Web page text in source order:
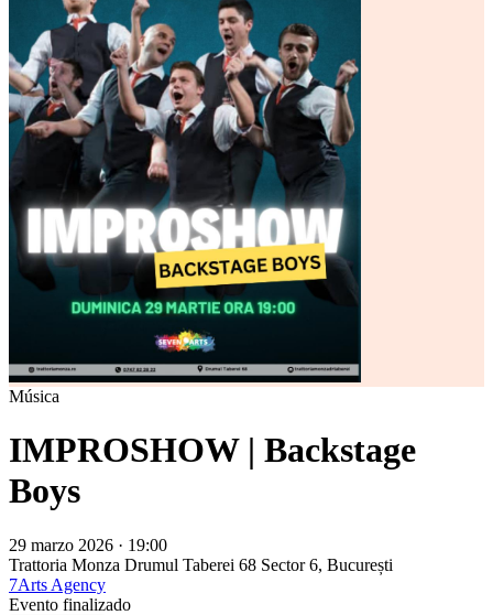
Música
IMPROSHOW | Backstage
Boys
29 marzo 2026 · 19:00
Trattoria Monza Drumul Taberei 68 Sector 6, București
7Arts Agency
Evento finalizado